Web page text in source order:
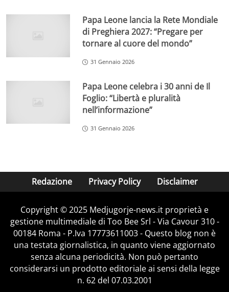
Papa Leone lancia la Rete Mondiale
di Preghiera 2027: “Pregare per
tornare al cuore del mondo”
31 Gennaio 2026
Papa Leone celebra i 30 anni de Il
Foglio: “Libertà e pluralità
nell’informazione”
31 Gennaio 2026
Redazione Privacy Policy Disclaimer
Copyright © 2025 Medjugorje-news.it proprietà e
gestione multimediale di Too Bee Srl - Via Cavour 310 -
00184 Roma - P.Iva 17773611003 - Questo blog non è
una testata giornalistica, in quanto viene aggiornato
senza alcuna periodicità. Non può pertanto
considerarsi un prodotto editoriale ai sensi della legge
n. 62 del 07.03.2001